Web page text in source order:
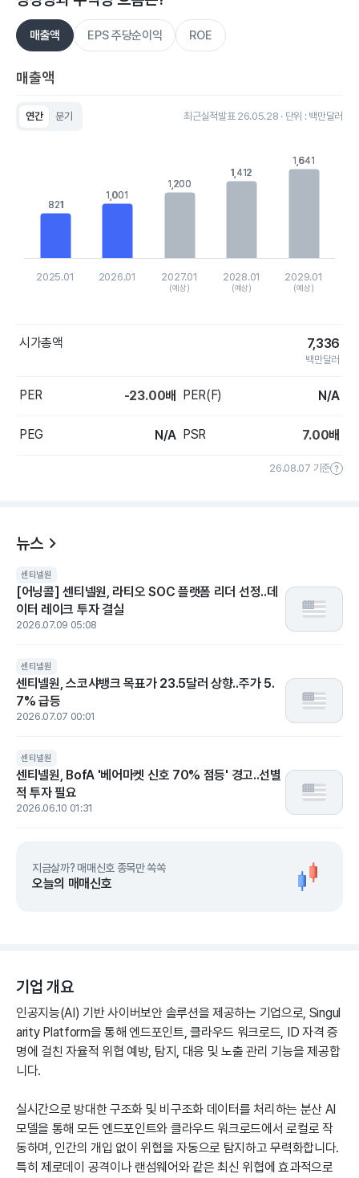
매출액 EPS 주당순이익 ROE
매출액
연간 분기 최근실적발표 26.05.28 · 단위 : 백만달러
The chart has 1 X axis displaying categories.
The chart has 1 Y axis displaying values. Data ranges from
821
821
1,001
1,001
1,200
1,200
1,412
1,412
1,641
1,641
2025.01 2026.01 2027.01
(예상)
2028.01
(예상)
2029.01
(예상)
시가총액 7,336
백만달러
PER -23.00배 PER(F) N/A
PEG N/A PSR 7.00배
26.08.07 기준
뉴스
센티넬원
[어닝콜] 센티넬원, 라티오 SOC 플랫폼 리더 선정..데
이터 레이크 투자 결실
2026.07.09 05:08
센티넬원
센티넬원, 스코샤뱅크 목표가 23.5달러 상향..주가 5.
7% 급등
2026.07.07 00:01
센티넬원
센티넬원, BofA '베어마켓 신호 70% 점등' 경고..선별
적 투자 필요
2026.06.10 01:31
지금살까? 매매신호 종목만 쏙쏙
오늘의 매매신호
기업 개요
인공지능(AI) 기반 사이버보안 솔루션을 제공하는 기업으로, Singul
arity Platform을 통해 엔드포인트, 클라우드 워크로드, ID 자격 증
명에 걸친 자율적 위협 예방, 탐지, 대응 및 노출 관리 기능을 제공합
니다.
실시간으로 방대한 구조화 및 비구조화 데이터를 처리하는 분산 AI
모델을 통해 모든 엔드포인트와 클라우드 워크로드에서 로컬로 작
동하며, 인간의 개입 없이 위협을 자동으로 탐지하고 무력화합니다.
특히 제로데이 공격이나 랜섬웨어와 같은 최신 위협에 효과적으로